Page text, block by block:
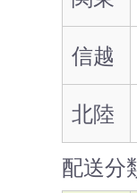
信越
北陸
配送分